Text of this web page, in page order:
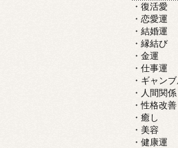
・復活愛
・恋愛運
・結婚運
・縁結び
・金運
・仕事運
・ギャン
・人間関係
・性格改善
・癒し
・美容
・健康運